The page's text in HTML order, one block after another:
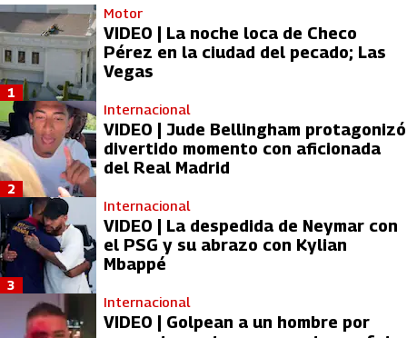
Motor
VIDEO | La noche loca de Checo
Pérez en la ciudad del pecado; Las
Vegas
1
Internacional
VIDEO | Jude Bellingham protagonizó
divertido momento con aficionada
del Real Madrid
2
Internacional
VIDEO | La despedida de Neymar con
el PSG y su abrazo con Kylian
Mbappé
3
Internacional
VIDEO | Golpean a un hombre por